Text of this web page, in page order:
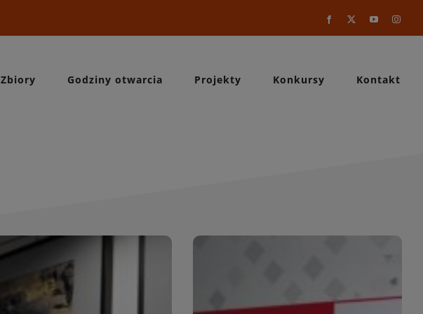
Facebook YouTube
Zbiory Godziny otwarcia Projekty Konkursy Kontakt
Wydarzenia